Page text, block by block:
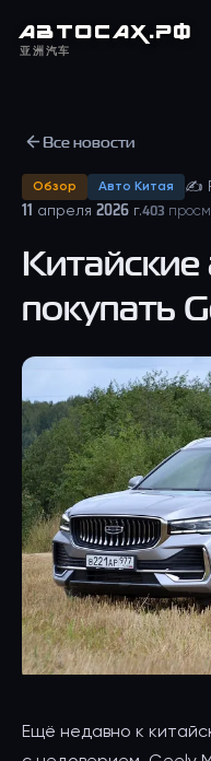
АВТОСАХ.РФ
亚洲汽车
Все новости
Обзор Авто Китая ✍
11 апреля 2026 г.403
Китайские
покупать
Ещё недавно к